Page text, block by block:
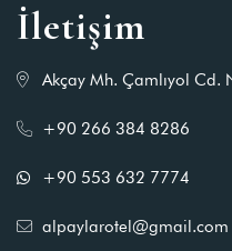
İletişim
Akçay Mh. Çamlıyol Cd.
+90 266 384 8286
+90 553 632 7774
alpaylarotel@gmail.com